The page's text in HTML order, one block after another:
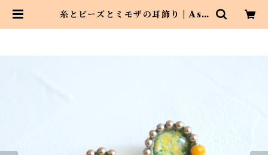
糸とビーズとミモザの耳飾り | Asa